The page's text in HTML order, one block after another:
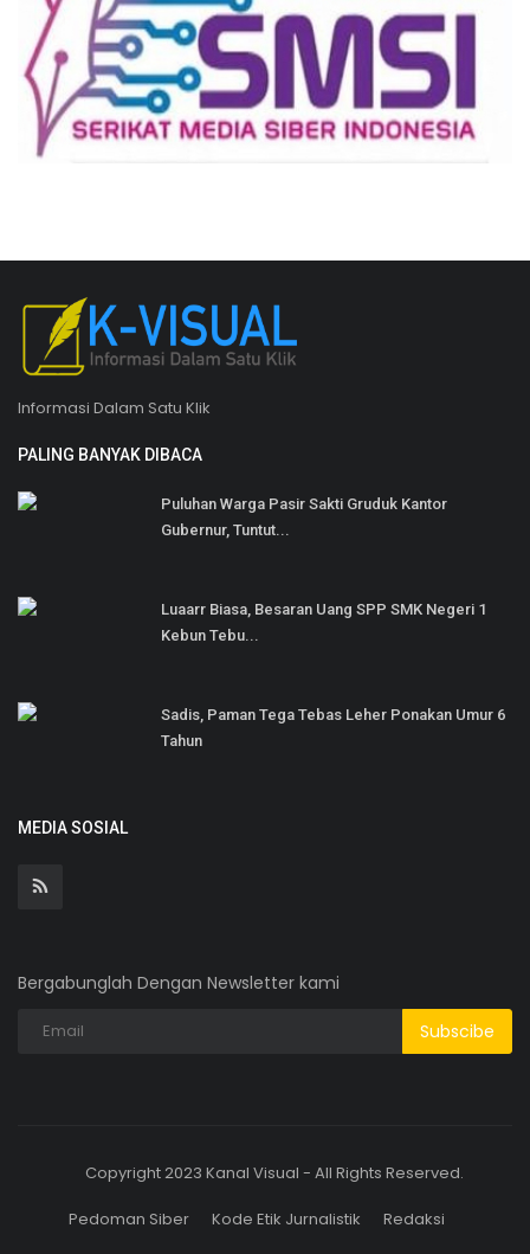
Informasi Dalam Satu Klik
PALING BANYAK DIBACA
Puluhan Warga Pasir Sakti Gruduk Kantor
Gubernur, Tuntut...
Luaarr Biasa, Besaran Uang SPP SMK Negeri 1
Kebun Tebu...
Sadis, Paman Tega Tebas Leher Ponakan Umur 6
Tahun
MEDIA SOSIAL
Bergabunglah Dengan Newsletter kami
Subscibe
Copyright 2023 Kanal Visual - All Rights Reserved.
Pedoman Siber Kode Etik Jurnalistik Redaksi